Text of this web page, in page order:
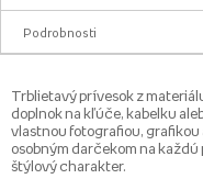
Podrobnosti
Trblietavý prívesok z
doplnok na kľúče, kabelku
vlastnou fotografiou, grafikou
osobným darčekom na
štýlový charakter.